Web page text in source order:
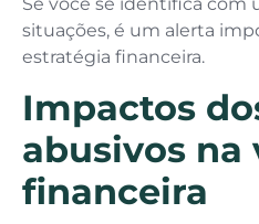
Se você se identifica com
situações, é um alerta
estratégia financeira.
Impactos
abusivos na
financeira